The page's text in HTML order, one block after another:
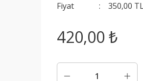
Fiyat
350,00
420,00 ₺